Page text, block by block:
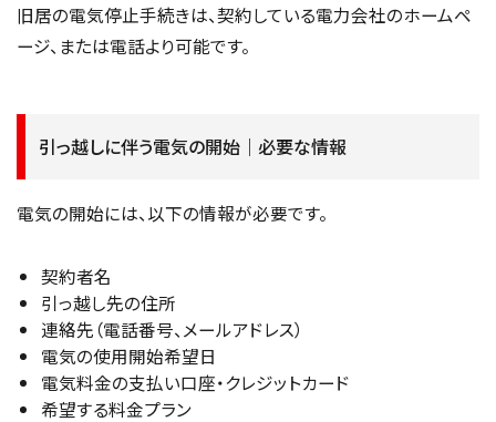
旧居の電気停止手続きは、契約している電力会社のホームペ
ージ、または電話より可能です。
引っ越しに伴う電気の開始｜必要な情報
電気の開始には、以下の情報が必要です。
契約者名
引っ越し先の住所
連絡先（電話番号、メールアドレス）
電気の使用開始希望日
電気料金の支払い口座・クレジットカード
希望する料金プラン